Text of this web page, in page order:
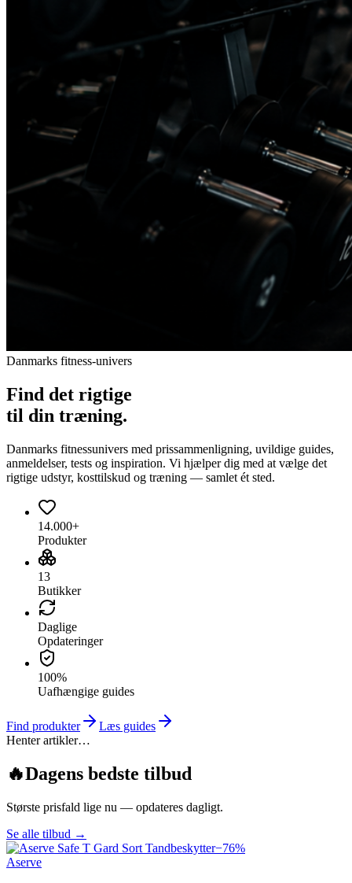
Danmarks fitness-univers
Find det rigtige
til din træning.
Danmarks fitnessunivers med prissammenligning, uvildige guides,
anmeldelser, tests og inspiration. Vi hjælper dig med at vælge det
rigtige udstyr, kosttilskud og træning — samlet ét sted.
14.000+
Produkter
13
Butikker
Daglige
Opdateringer
100%
Uafhængige guides
Find produkter
Læs guides
Henter artikler…
🔥Dagens bedste tilbud
Største prisfald lige nu — opdateres dagligt.
Se alle tilbud →
−76%
Aserve